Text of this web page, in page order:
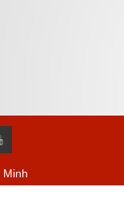
Minh